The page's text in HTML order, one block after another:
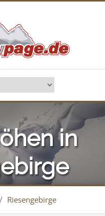
in
/ Riesengebirge